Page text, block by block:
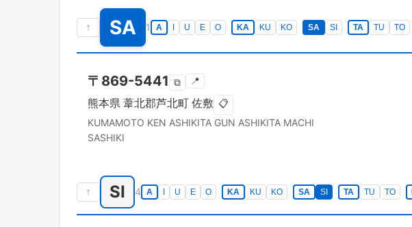
↑ SA 1 A U E O KA KU KO SA SI TA TU TO
〒 869-5441 ⧉ 📍
熊本県 葦北郡芦北町 佐敷 📋
KUMAMOTO KEN ASHIKITA GUN ASHIKITA MACHI
SASHIKI
↑ SI 4 A U E O KA KU KO SA SI TA TU TO